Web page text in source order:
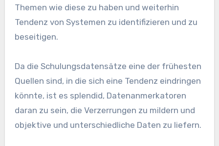
Themen wie diese zu haben und weiterhin
Tendenz von Systemen zu identifizieren und zu
beseitigen.
Da die Schulungsdatensätze eine der frühesten
Quellen sind, in die sich eine Tendenz eindringen
könnte, ist es splendid, Datenanmerkatoren
daran zu sein, die Verzerrungen zu mildern und
objektive und unterschiedliche Daten zu liefern.